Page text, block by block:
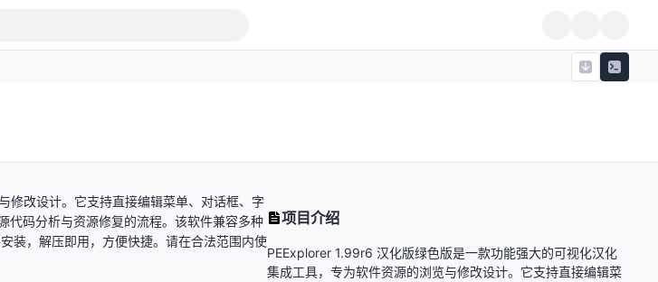
修改设计。它支持直接编辑菜单、对话框、字
代码分析与资源修复的流程。该软件兼容多种
装，解压即用，方便快捷。请在合法范围内使
项目介绍
PEExplorer 1.99r6 汉化版绿色版是一款功能强大的可视化汉化
集成工具，专为软件资源的浏览与修改设计。它支持直接编辑菜